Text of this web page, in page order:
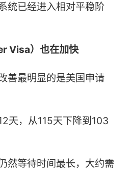
统已经进入相对平稳阶
Visa）也在加快
善最明显的是美国申请
天，从115天下降到103
然等待时间最长，大约需